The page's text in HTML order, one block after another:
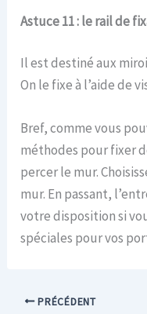
Astuce 11 : le rail de
Il est destiné aux
On le fixe à l’aide de
Bref, comme vous
méthodes pour fixer
percer le mur.
mur. En passant,
votre disposition si
spéciales pour vos
PRÉCÉDENT